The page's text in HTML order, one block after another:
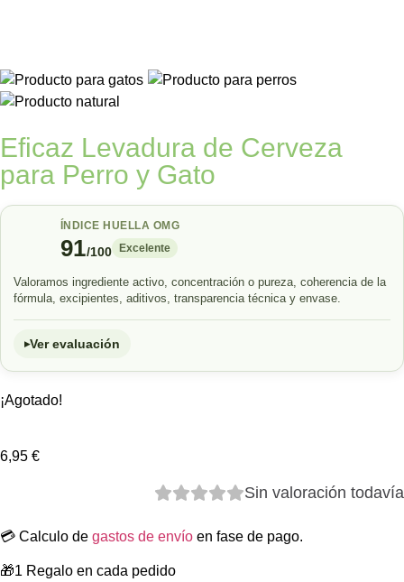
Eficaz Levadura de Cerveza
para Perro y Gato
ÍNDICE HUELLA OMG
91/100 Excelente
Valoramos ingrediente activo, concentración o pureza, coherencia de la
fórmula, excipientes, aditivos, transparencia técnica y envase.
Ver evaluación
¡Agotado!
6,95 €
Sin valoración todavía
💳 Calculo de gastos de envío en fase de pago.
🎁1 Regalo en cada pedido